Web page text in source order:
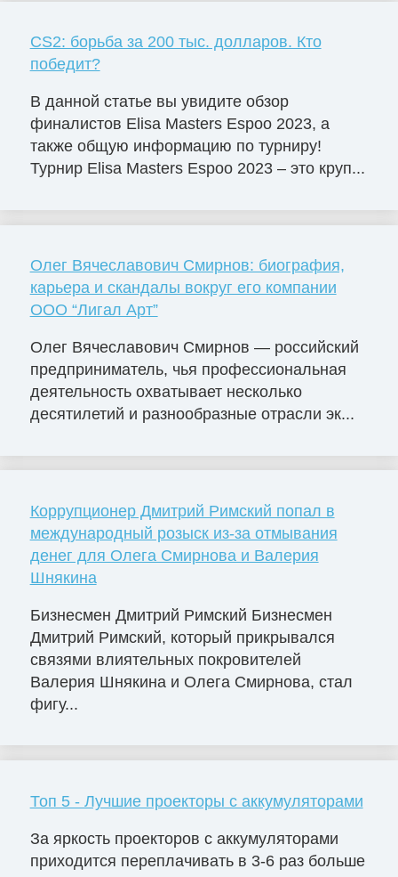
CS2: борьба за 200 тыс. долларов. Кто
победит?
В данной статье вы увидите обзор
финалистов Elisa Masters Espoо 2023, а
также общую информацию по турниру!
Турнир Elisa Masters Espoo 2023 – это круп...
Олег Вячеславович Смирнов: биография,
карьера и скандалы вокруг его компании
ООО “Лигал Арт”
Олег Вячеславович Смирнов — российский
предприниматель, чья профессиональная
деятельность охватывает несколько
десятилетий и разнообразные отрасли эк...
Коррупционер Дмитрий Римский попал в
международный розыск из-за отмывания
денег для Олега Смирнова и Валерия
Шнякина
Бизнесмен Дмитрий Римский Бизнесмен
Дмитрий Римский, который прикрывался
связями влиятельных покровителей
Валерия Шнякина и Олега Смирнова, стал
фигу...
Топ 5 - Лучшие проекторы с аккумуляторами
За яркость проекторов с аккумуляторами
приходится переплачивать в 3-6 раз больше